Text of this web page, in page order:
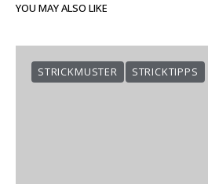
YOU MAY ALSO LIKE
STRICKMUSTER STRICKTIPPS